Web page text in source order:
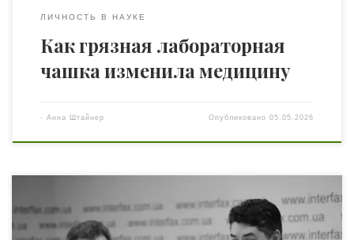
ЛИЧНОСТЬ В НАУКЕ
Как грязная лабораторная
чашка изменила медицину
- Анна Штайнер Опубликовано05.05.2026
Наука привыкла оперировать объективной
реальностью, строгой логикой и неопровержимыми